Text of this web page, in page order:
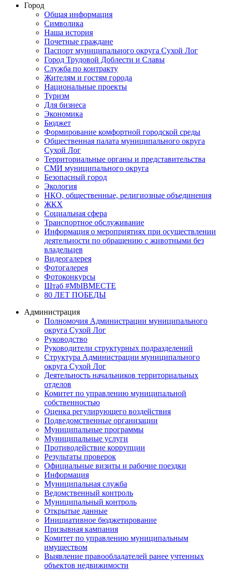
Город
Общая информация
Символика
Наша история
Почетные граждане
Паспорт муниципального округа Сухой Лог
Город Трудовой Доблести и Славы
Служба по контракту
Жителям и гостям города
Национальные проекты
Туризм
Для бизнеса
Экономика
Бюджет
Формирование комфортной городской среды
Общественная палата муниципального округа
Сухой Лог
Территориальные органы и представительства
СМИ муниципального округа
Безопасный город
Экология
НКО, общественные, религиозные объединения
ЖКХ
Социальная сфера
Транспортное обслуживание
Информация о мероприятиях при осуществлении
деятельности по обращению с животными без
владельцев
Видеогалерея
Фотогалерея
Фотоконкурсы
Штаб #MbIBMECTE
80 ЛЕТ ПОБЕДЫ
Администрация
Полномочия Администрации муниципального
округа Сухой Лог
Руководство
Руководители структурных подразделений
Структура Администрации муниципального
округа Сухой Лог
Деятельность начальников территориальных
отделов
Комитет по управлению муниципальной
собственностью
Оценка регулирующего воздействия
Подведомственные организации
Муниципальные программы
Муниципальные услуги
Противодействие коррупции
Результаты проверок
Официальные визиты и рабочие поездки
Информация
Муниципальная служба
Ведомственный контроль
Муниципальный контроль
Открытые данные
Инициативное бюджетирование
Призывная кампания
Комитет по управлению муниципальным
имуществом
Выявление правообладателей ранее учтенных
объектов недвижимости